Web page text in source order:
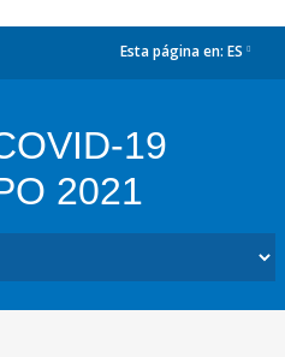
Esta página en: ES
19
2021